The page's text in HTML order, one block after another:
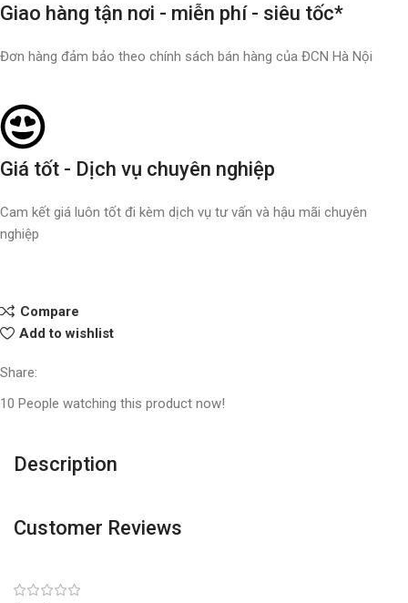
Giao hàng tận nơi - miễn phí - siêu tốc*
Đơn hàng đảm bảo theo chính sách bán hàng của ĐCN Hà Nội
Giá tốt - Dịch vụ chuyên nghiệp
Cam kết giá luôn tốt đi kèm dịch vụ tư vấn và hậu mãi chuyên
nghiệp
Compare
Add to wishlist
Share:
10 People watching this product now!
Description
Customer Reviews